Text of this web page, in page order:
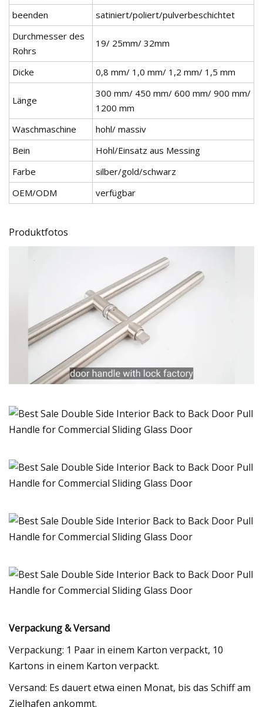
beenden
satiniert/poliert/pulverbeschichtet
Durchmesser des
Rohrs
19/ 25mm/ 32mm
Dicke 0,8 mm/ 1,0 mm/ 1,2 mm/ 1,5 mm
Länge
300 mm/ 450 mm/ 600 mm/ 900 mm/
1200 mm
Waschmaschine
hohl/ massiv
Bein
Hohl/Einsatz aus Messing
Farbe
silber/gold/schwarz
OEM/ODM
verfügbar
Produktfotos
Verpackung & Versand
Verpackung: 1 Paar in einem Karton verpackt, 10
Kartons in einem Karton verpackt.
Versand: Es dauert etwa einen Monat, bis das Schiff am
Zielhafen ankommt.